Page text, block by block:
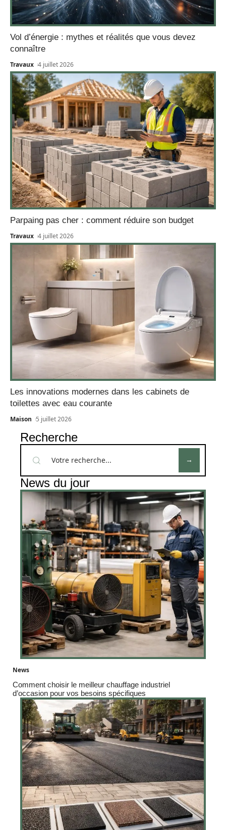
Vol d’énergie : mythes et réalités que vous devez
connaître
Travaux 4 juillet 2026
Parpaing pas cher : comment réduire son budget
Travaux 4 juillet 2026
Les innovations modernes dans les cabinets de
toilettes avec eau courante
Maison 5 juillet 2026
Recherche
News du jour
News
Comment choisir le meilleur chauffage industriel
d’occasion pour vos besoins spécifiques